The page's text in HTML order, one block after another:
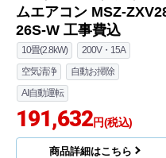
Zシリーズ 霧ヶ峰 ルー
ムエアコン MSZ-ZXV28